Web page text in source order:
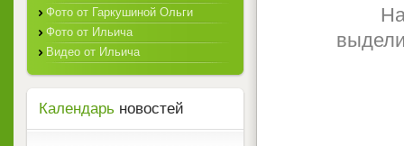
Фото от Гаркушиной Ольги
Фото от Ильича
Видео от Ильича
Календарь новостей